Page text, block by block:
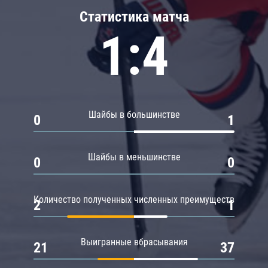
Статистика матча
1:4
Шайбы в большинстве
0 1
Шайбы в меньшинстве
0 0
Количество полученных численных преимуществ
2 1
Выигранные вбрасывания
21 37